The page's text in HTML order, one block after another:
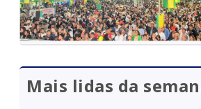
Mais lidas da